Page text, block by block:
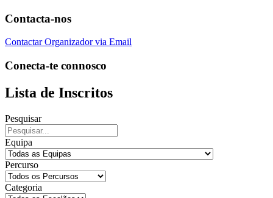
Contacta-nos
Contactar Organizador via Email
Conecta-te connosco
Lista de Inscritos
Pesquisar
Equipa
Percurso
Categoria